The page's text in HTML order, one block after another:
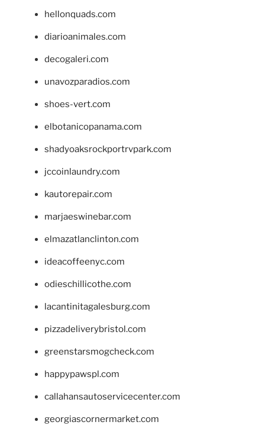
hellonquads.com
diarioanimales.com
decogaleri.com
unavozparadios.com
shoes-vert.com
elbotanicopanama.com
shadyoaksrockportrvpark.com
jccoinlaundry.com
kautorepair.com
marjaeswinebar.com
elmazatlanclinton.com
ideacoffeenyc.com
odieschillicothe.com
lacantinitagalesburg.com
pizzadeliverybristol.com
greenstarsmogcheck.com
happypawspl.com
callahansautoservicecenter.com
georgiascornermarket.com